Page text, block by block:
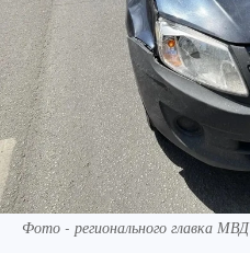
Фото - регионального главка МВД